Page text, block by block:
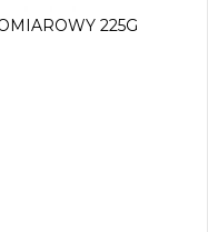
225G